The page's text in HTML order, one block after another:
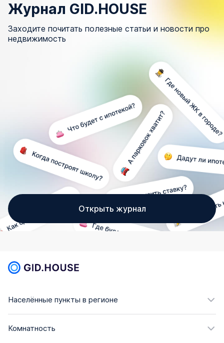
Журнал GID.HOUSE
Заходите почитать полезные статьи и новости про
недвижимость
Открыть журнал
Населённые пункты в регионе
Комнатность